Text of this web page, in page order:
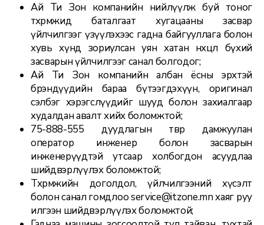
Ай Ти Зон компанийн нийлүүлж буй тоног
төхөөрөмжид баталгаат хугацааны засвар
үйлчилгээг үзүүлэхээс гадна байгууллага болон
хувь хүнд зориулсан уян хатан нөхцөл бүхий
засварын үйлчилгээг санал болгодог;
Ай Ти Зон компанийн албан ёсны эрхтэй
брэндүүдийн бараа бүтээгдэхүүн, оригинал
сэлбэг хэрэгслүүдийг шууд болон захиалгаар
худалдан авалт хийх боломжтой;
75-888-555 дуудлагын төвөөр дамжуулан
оператор инженер болон засварын
инженерүүдтэй утсаар холбогдон асуудлаа
шийдвэрлүүлэх боломжтой;
Төхөөрөмжийн доголдол, үйлчилгээний хүсэлт
болон санал гомдлоо service@itzone.mn хаяг руу
илгээн шийдвэрлүүлэх боломжтой;